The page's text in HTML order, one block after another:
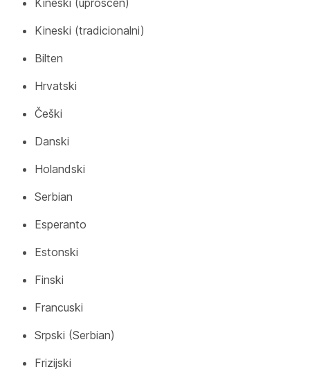
Kineski (uprošćen)
Kineski (tradicionalni)
Bilten
Hrvatski
Češki
Danski
Holandski
Serbian
Esperanto
Estonski
Finski
Francuski
Srpski (Serbian)
Frizijski